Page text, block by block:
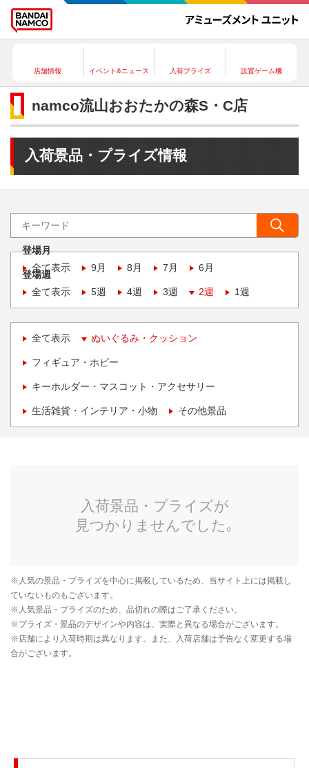
店舗情報 イベント&ニュース 入荷プライズ 設置ゲーム機
namco流山おおたかの森S・C店
入荷景品・プライズ情報
登場月
全て表示
9月 8月 7月 6月
登場週
全て表示
5週 4週 3週 2週 1週
全て表示 ぬいぐるみ・クッション
フィギュア・ホビー
キーホルダー・マスコット・アクセサリー
生活雑貨・インテリア・小物 その他景品